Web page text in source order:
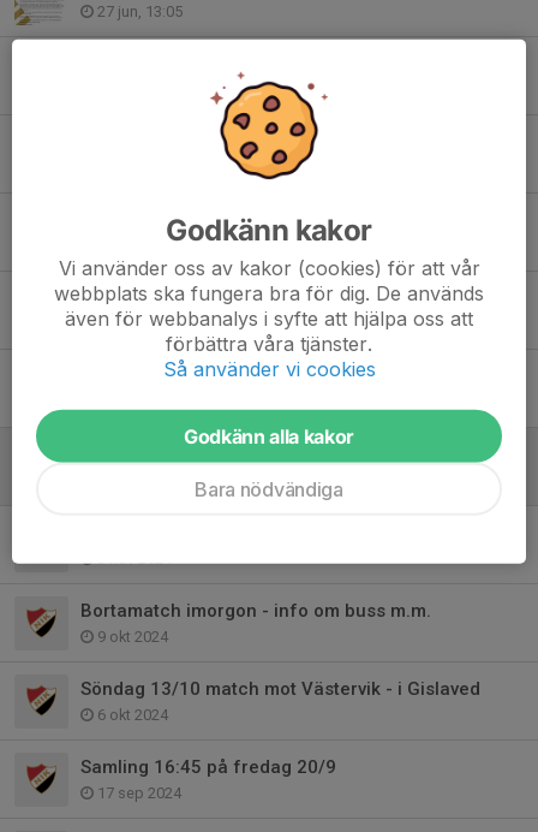
27 jun, 13:05
OBS! Ändrad arena för matchen den 23/2
OBS!!! ÄNDRAD MATCH DAG
13 jan 2025
6 jan 2025
Påminnelse om Företagshockeyn den 1/2
Bortamatch imorgon - info om buss m.m.
9 okt 2024
Söndag 13/10 match mot Västervik - i Gislaved
6 okt 2024
Samling 16:45 på fredag 20/9
17 sep 2024
Godkänn kakor
Vi använder oss av kakor (cookies) för att vår
webbplats ska fungera bra för dig. De används
även för webbanalys i syfte att hjälpa oss att
förbättra våra tjänster.
Så använder vi cookies
Godkänn alla kakor
Bara nödvändiga